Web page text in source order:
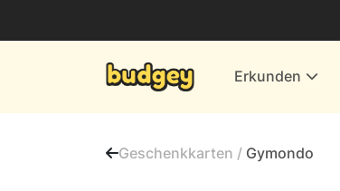
Erkunden
Finanzen & Versicherungen
Geschenkkarten / Gymondo